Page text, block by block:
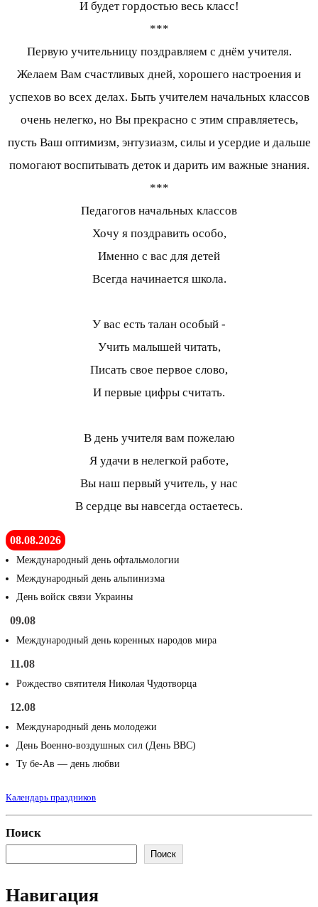
И будет гордостью весь класс!
***
Первую учительницу поздравляем с днём учителя.
Желаем Вам счастливых дней, хорошего настроения и
успехов во всех делах. Быть учителем начальных классов
очень нелегко, но Вы прекрасно с этим справляетесь,
пусть Ваш оптимизм, энтузиазм, силы и усердие и дальше
помогают воспитывать деток и дарить им важные знания.
***
Педагогов начальных классов
Хочу я поздравить особо,
Именно с вас для детей
Всегда начинается школа.
У вас есть талан особый -
Учить малышей читать,
Писать свое первое слово,
И первые цифры считать.
В день учителя вам пожелаю
Я удачи в нелегкой работе,
Вы наш первый учитель, у нас
В сердце вы навсегда остаетесь.
08.08.2026
Международный день офтальмологии
Международный день альпинизма
День войск связи Украины
09.08
Международный день коренных народов мира
11.08
Рождество святителя Николая Чудотворца
12.08
Международный день молодежи
День Военно-воздушных сил (День ВВС)
Ту бе-Ав — день любви
Календарь праздников
Поиск
Поиск
Навигация